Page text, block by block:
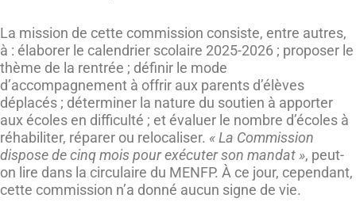
La mission de cette commission consiste, entre autres,
à : élaborer le calendrier scolaire 2025-2026 ; proposer le
thème de la rentrée ; définir le mode
d’accompagnement à offrir aux parents d’élèves
déplacés ; déterminer la nature du soutien à apporter
aux écoles en difficulté ; et évaluer le nombre d’écoles à
réhabiliter, réparer ou relocaliser. « La Commission
dispose de cinq mois pour exécuter son mandat », peut-
on lire dans la circulaire du MENFP. À ce jour, cependant,
cette commission n’a donné aucun signe de vie.